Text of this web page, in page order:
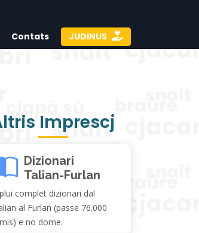
Contats JUDINUS
Imprescj
Dizionari
Talian-Furlan
complet dizionari dal
al Furlan (passe 76.000
e no dome.